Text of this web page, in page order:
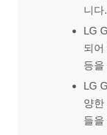
니다.
LG
되어
등을
LG
양한
들을